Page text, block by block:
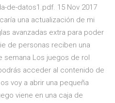
de-datos1.pdf. 15 Nov 2017
una actualización de mi
avanzadas extra para poder
de personas reciben una
semana Los juegos de rol
acceder al contenido de
voy a abrir una pequeña
viene en una caja de